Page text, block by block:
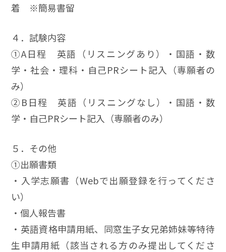
着 ※簡易書留
４．試験内容
①A日程 英語（リスニングあり）・国語・数
学・社会・理科・自己PRシート記入（専願者の
み）
②B日程 英語（リスニングなし）・国語・数
学・自己PRシート記入（専願者のみ）
５．その他
①出願書類
・入学志願書（Webで出願登録を行ってくださ
い）
・個人報告書
・英語資格申請用紙、同窓生子女兄弟姉妹等特待
生申請用紙（該当される方のみ提出してくださ